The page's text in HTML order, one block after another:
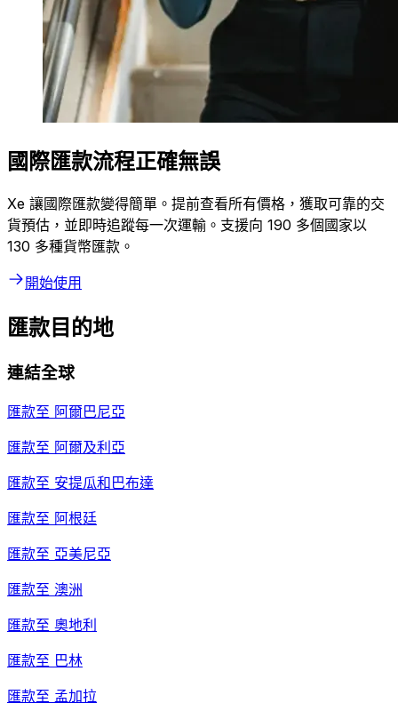
國際匯款流程正確無誤
Xe 讓國際匯款變得簡單。提前查看所有價格，獲取可靠的交
貨預估，並即時追蹤每一次運輸。支援向 190 多個國家以
130 多種貨幣匯款。
開始使用
匯款目的地
連結全球
匯款至 阿爾巴尼亞
匯款至 阿爾及利亞
匯款至 安提瓜和巴布達
匯款至 阿根廷
匯款至 亞美尼亞
匯款至 澳洲
匯款至 奧地利
匯款至 巴林
匯款至 孟加拉